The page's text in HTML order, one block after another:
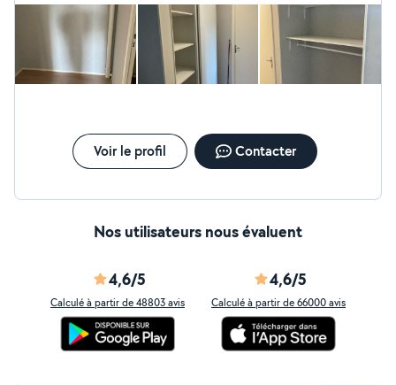
pour vous ouvrir mon champ de compétences!
N'hésitez pas à me contacter pour évoquer votre
besoin. Je saurai trouver une solution!
Voir le profil Contacter
Nos utilisateurs nous évaluent
4,6/5
Calculé à partir de 48803 avis
4,6/5
Calculé à partir de 66000 avis